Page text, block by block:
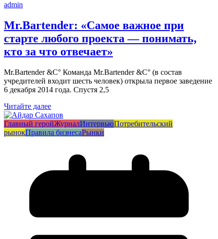
admin
Mr.Bartender: «Самое важное при
старте любого проекта — понимать,
кто за что отвечает»
Mr.Bartender &C° Команда Mr.Bartender &C° (в состав
учредителей входит шесть человек) открыла первое заведение
6 декабря 2014 года. Спустя 2,5
Читайте далее
Главный геройЖурналИнтервьюПотребительский
рынокПравила бизнесаРынки